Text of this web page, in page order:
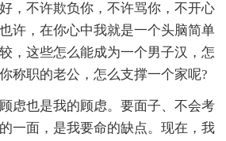
，不许欺负你，不许骂你，不开心
许，在你心中我就是一个头脑简单
，这些怎么能成为一个男子汉，怎
称职的老公，怎么支撑一个家呢?
虑也是我的顾虑。要面子、不会考
一面，是我要命的缺点。现在，我